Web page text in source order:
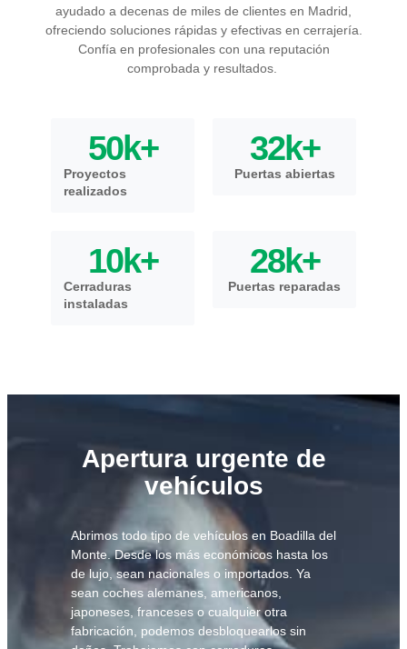
ayudado a decenas de miles de clientes en Madrid,
ofreciendo soluciones rápidas y efectivas en cerrajería.
Confía en profesionales con una reputación
comprobada y resultados.
Proyectos
realizados
50k+
Puertas abiertas
32k+
Cerraduras
instaladas
10k+
Puertas reparadas
28k+
Apertura urgente de
vehículos
Abrimos todo tipo de vehículos en Boadilla del
Monte. Desde los más económicos hasta los
de lujo, sean nacionales o importados. Ya
sean coches alemanes, americanos,
japoneses, franceses o cualquier otra
fabricación, podemos desbloquearlos sin